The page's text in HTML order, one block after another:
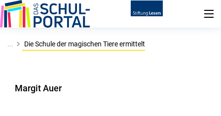
... Die Schule der magischen Tiere ermittelt
Margit Auer